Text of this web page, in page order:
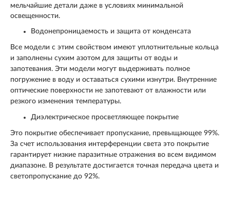
мельчайшие детали даже в условиях минимальной
освещенности.
Водонепроницаемость и защита от конденсата
Все модели с этим свойством имеют уплотнительные кольца
и заполнены сухим азотом для защиты от воды и
запотевания. Эти модели могут выдерживать полное
погружение в воду и оставаться сухими изнутри. Внутренние
оптические поверхности не запотевают от влажности или
резкого изменения температуры.
Диэлектрическое просветляющее покрытие
Это покрытие обеспечивает пропускание, превыщающее 99%.
За счет использования интерференции света это покрытие
гарантирует низкие паразитные отражения во всем видимом
диапазоне. В результате достигается точная передача цвета и
светопропускание до 92%.